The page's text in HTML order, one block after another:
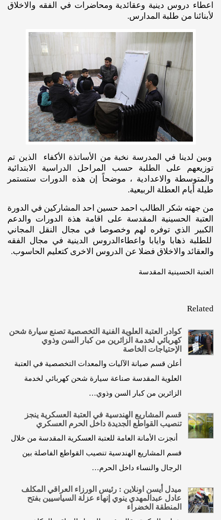
اعطاء دروس دينية وعقائدية ومحاضرات في الفقه والاخلاق
لأبنائنا من طلبة المدارس.
وبين لدينا في المدرسة نخبة من الأساتذة الأكفاء الذين تم
توزيعهم على الطلبة حسب المراحل الدراسية الابتدائية
والمتوسطة والاعدادية ، موضحاً إن هذه الدورات ستستمر
طيلة أيام العطلة الربيعية.
من جهته شكر الطالب احمد حسين احد المشاركين في الدورة
العتبة الحسينية المقدسة على اقامة هذة الدورات والدعم
الكبير الذي توفره لهم وخصوصا في مجال النقل المجاني
للطلبة ذهابا وايابا واعطاءالدروس الدينية في مجال الفقه
والعقائد والاخلاق فضلا عن الدروس الاخرى كتعليم الحاسوب.
العتبة الحسينية المقدسة
Related
كوادر العتبة العلوية الفنية التخصصية تصنع سيارة شحن
كهربائي لخدمة الزائرين من كبار السن وذوي
الإحتياجات الخاصة
أعلن قسم صيانة الآليات والمعدات التخصصية في العتبة
العلوية المقدسة صناعة سيارة شحن كهربائي لخدمة
الزائرين من كبار السن وذوي…
قسم المشاريع الهندسية في العتبة العسكرية ينجز
تنصيب القواطع الجديدة داخل الحرم العسكري
أنجزت الأمانة العامة للعتبة العسكرية المقدسة من خلال
قسم المشاريع الهندسية تنصيب القواطع الفاصلة بين
الرجال والنساء داخل الحرم…
ميدل أيسن اونلاين : رئيس الورزاء العراقي المكلف
عادل عبدالمهدي ينوي إنهاء عزلة السياسيين بفتح
المنطقة الخضراء